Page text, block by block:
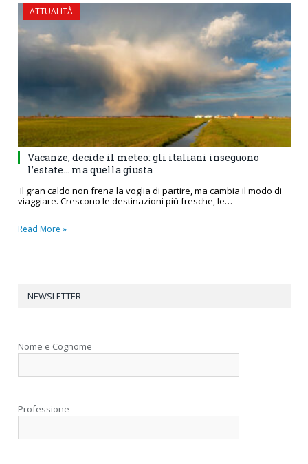
ATTUALITÀ
Vacanze, decide il meteo: gli italiani inseguono
l’estate… ma quella giusta
Il gran caldo non frena la voglia di partire, ma cambia il modo di
viaggiare. Crescono le destinazioni più fresche, le…
Read More »
NEWSLETTER
Nome e Cognome
Professione